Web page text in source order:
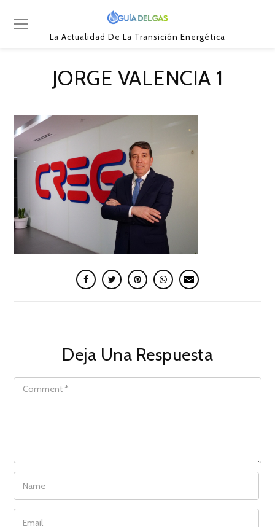
La Actualidad De La Transición Energética
JORGE VALENCIA 1
Deja Una Respuesta
COMMENT
NAME
EMAIL